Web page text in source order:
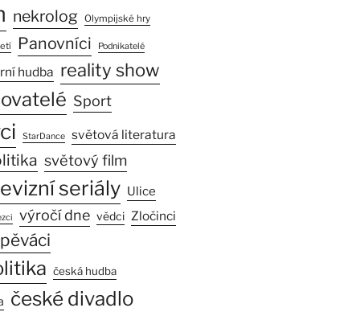
nekrolog Olympijské hry
Panovníci Podnikatelé
hudba reality show
Sport
StarDance světová literatura
světový film
seriály Ulice
výročí dne vědci Zločinci
česká hudba
české divadlo